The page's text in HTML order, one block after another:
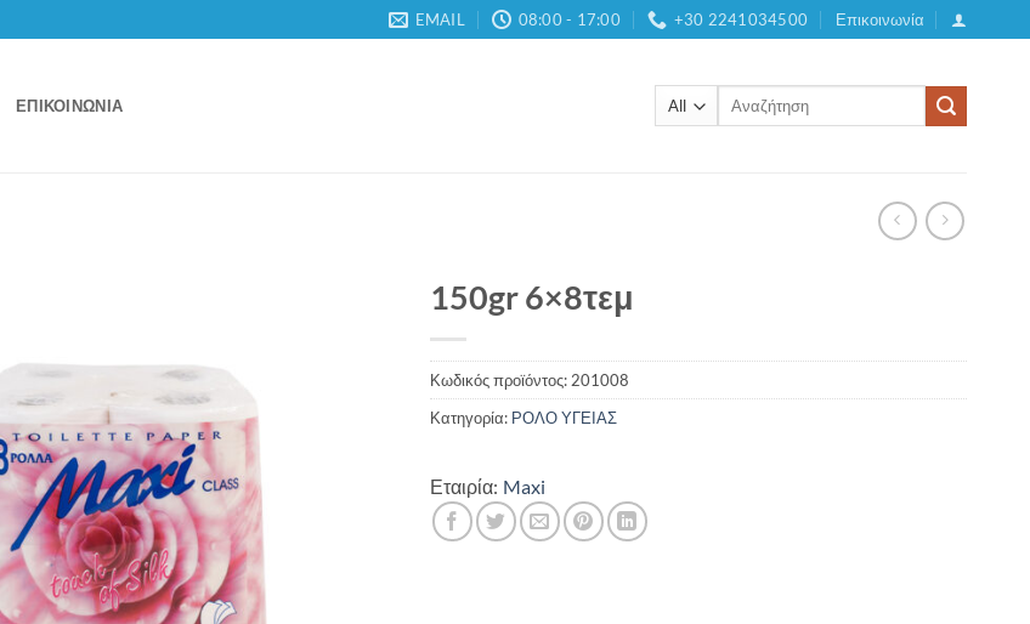
EMAIL 08:00 - 17:00 +30 2241034500 Επικοινωνία
ΕΠΙΚΟΙΝΩΝΊΑ
Αναζήτηση
150gr 6×8τεμ
Κωδικός προϊόντος: 201008
Κατηγορία: ΡΟΛΟ ΥΓΕΙΑΣ
Εταιρία: Maxi